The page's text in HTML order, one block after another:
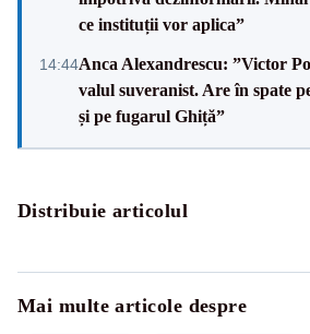
ce instituții vor aplica”
14:44Anca Alexandrescu: ”Victor
valul suveranist. Are în spate
și pe fugarul Ghiță”
Distribuie articolul
Mai multe articole despre